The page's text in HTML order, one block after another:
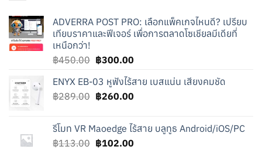
ADVERRA POST PRO: เลือกแพ็คเกจไหนดี? เปรียบ
เทียบราคาและฟีเจอร์ เพื่อการตลาดโซเชียลมีเดียที่
เหนือกว่า!
฿450.00 Original
was:
฿450.00.
฿300.00Current
is:
฿300.00.
ENYX EB-03 หูฟังไร้สาย เบสแน่น เสียงคมชัด
฿289.00 Original
฿289.00.
฿260.00Current
฿260.00.
รีโมท VR Maoedge ไร้สาย บลูทูธ Android/iOS/PC
฿113.00 Original
฿102.00Current